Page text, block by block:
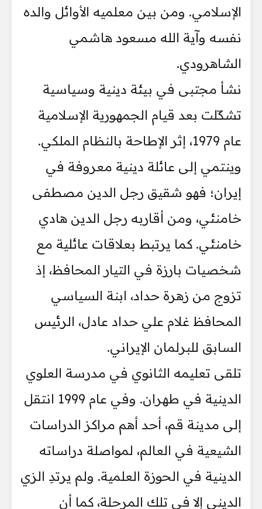
الإسلامي. ومن بين معلميه الأوائل والده
نفسه وآية الله مسعود هاشمي
الشاهرودي.
نشأ مجتبى في بيئة دينية وسياسية
تشكّلت بعد قيام الجمهورية الإسلامية
عام 1979، إثر الإطاحة بالنظام الملكي.
وينتمي إلى عائلة دينية معروفة في
إيران؛ فهو شقيق رجل الدين مصطفى
خامنئي، ومن أقاربه رجل الدين هادي
خامنئي. كما يرتبط بعلاقات عائلية مع
شخصيات بارزة في التيار المحافظ، إذ
تزوج من زهرة حداد، ابنة السياسي
المحافظ غلام علي حداد عادل، الرئيس
السابق للبرلمان الإيراني.
تلقى تعليمه الثانوي في مدرسة العلوي
الدينية في طهران. وفي عام 1999 انتقل
إلى مدينة قم، أحد أهم مراكز الدراسات
الشيعية في العالم، لمواصلة دراساته
الدينية في الحوزة العلمية. ولم يرتدِ الزي
الديني إلا في تلك المرحلة، كما أن